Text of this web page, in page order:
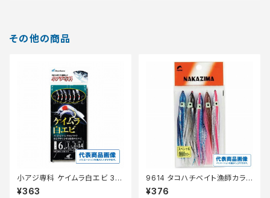
その他の商品
小アジ専科 ケイムラ白エビ 3号
HS202 【継続セール_仕掛】
¥363
9614 タコハチベイト漁師カラ
ー2.0アソート
¥376